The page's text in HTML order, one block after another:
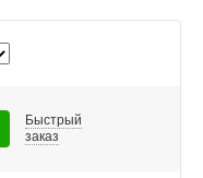
Быстрый
заказ